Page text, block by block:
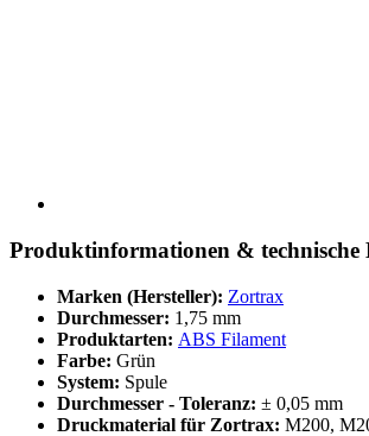
Produktinformationen & technische
Marken (Hersteller): Zortrax
Durchmesser: 1,75 mm
Produktarten: ABS Filament
Farbe: Grün
System: Spule
Durchmesser - Toleranz: ± 0,05 mm
Druckmaterial für Zortrax: M200,